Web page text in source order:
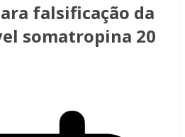
falsificação da
somatropina 20